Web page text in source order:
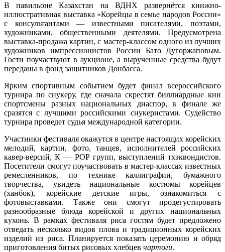
В павильоне Казахстан на ВДНХ развернётся книжно-
иллюстративная выставка «Корейцы в семье народов России»
с консультантами — известными писателями, поэтами,
художниками, общественными деятелями. Предусмотрена
выставка-продажа картин, с мастер-классом одного из лучших
художников импрессионистов России Бато Дугоржаповым.
Гости поучаствуют в аукционе, а вырученные средства будут
переданы в фонд защитников Донбасса.
Ярким спортивным событием будет финал всероссийского
турнира по снукеру, где сначала скрестят биллиардные кии
спортсмены разных национальных диаспор, в финале же
сразятся с лучшими российскими снукеристами. Судейство
турнира проведет судья международной категории.
Участники фестиваля окажутся в центре настоящих корейских
мелодий, картин, фото, танцев, исполнителей российских
кавер-версий, К — РОР групп, выступлений тхэквондистов.
Посетители смогут поучаствовать в мастер-классах известных
ремесленников, по технике каллиграфии, бумажного
творчества, увидеть национальные костюмы корейцев
(ханбок), корейские детские игры, ознакомиться с
фотовыставками. Также они смогут продегустировать
разнообразные блюда корейской и других национальных
кухонь. В рамках фестиваля риса гостям будет предложено
отведать несколько видов плова и традиционных корейских
изделий из риса. Планируется показать церемонию и обряд
приготовления битых рисовых хлебцев чартоги.